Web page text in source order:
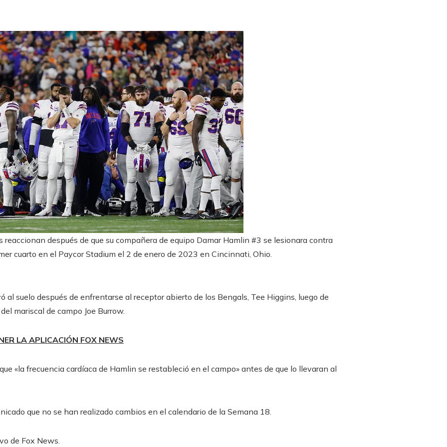
reaccionan después de que su compañera de equipo Damar Hamlin #3 se lesionara contra
cuarto en el Paycor Stadium el 2 de enero de 2023 en Cincinnati, Ohio.
al suelo después de enfrentarse al receptor abierto de los Bengals, Tee Higgins, luego de
mariscal de campo Joe Burrow.
LA APLICACIÓN FOX NEWS
«la frecuencia cardíaca de Hamlin se restableció en el campo» antes de que lo llevaran al
que no se han realizado cambios en el calendario de la Semana 18.
de Fox News.